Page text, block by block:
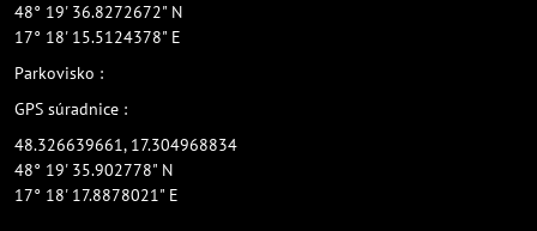
48° 19' 36.8272672" N
17° 18' 15.5124378" E
Parkovisko :
GPS súradnice :
48.326639661, 17.304968834
48° 19' 35.902778" N
17° 18' 17.8878021" E